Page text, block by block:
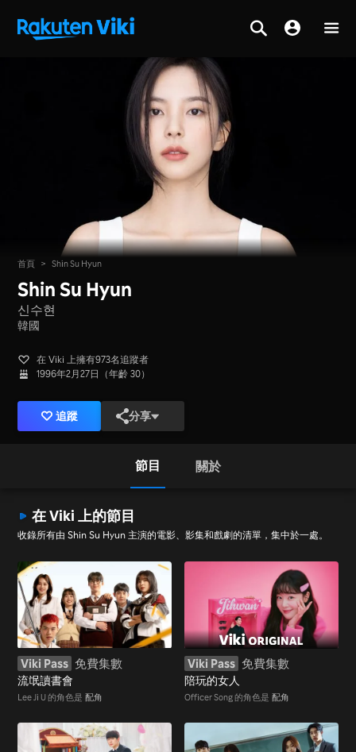
首頁 > Shin Su Hyun
Shin Su Hyun
신수현
韓國
在 Viki 上擁有973名追蹤者
1996年2月27日（年齡 30）
追蹤 分享
節目 關於
在 Viki 上的節目
收錄所有由 Shin Su Hyun 主演的電影、影集和戲劇的清單，集中於一處。
Viki Pass 免費集數
流氓讀書會
Lee Ji U 的角色是 配角
Viki Pass 免費集數
陪玩的女人
Officer Song 的角色是 配角